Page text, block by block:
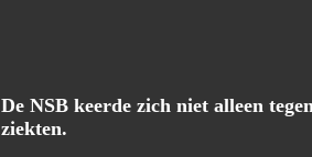
De NSB keerde zich niet alleen
ziekten.